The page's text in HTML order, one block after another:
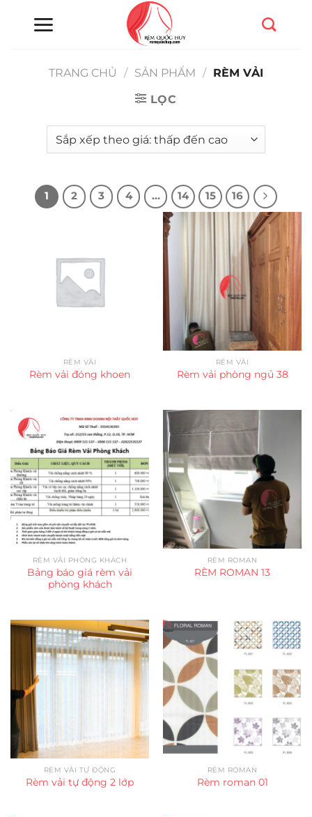
TRANG CHỦ
/ SẢN PHẨM / RÈM VẢI
LỌC
RÈM VẢI
Rèm vải đóng khoen
RÈM VẢI
Rèm vải phòng ngủ 38
RÈM VẢI PHÒNG KHÁCH
Bảng báo giá rèm vải
phòng khách
RÈM ROMAN
RÈM ROMAN 13
RÈM VẢI TỰ ĐỘNG
Rèm vải tự động 2 lớp
RÈM ROMAN
Rèm roman 01
1 2 3 4 … 14 15 16